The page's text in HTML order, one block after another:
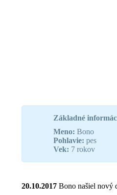
Základné
Meno: Bono
Pohlavie: pes
Vek: 7 rokov
20.10.2017 Bono našiel nový